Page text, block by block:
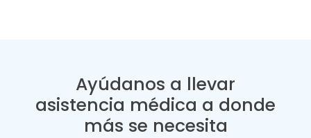
Ayúdanos a llevar
asistencia médica a donde
más se necesita